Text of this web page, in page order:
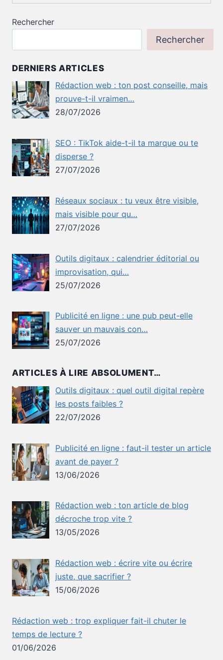
Rechercher
Rechercher
DERNIERS ARTICLES
Rédaction web : ton post conseille, mais
prouve-t-il vraimen…
28/07/2026
SEO : TikTok aide-t-il ta marque ou te
disperse ?
27/07/2026
Réseaux sociaux : tu veux être visible,
mais visible pour qu…
27/07/2026
Outils digitaux : calendrier éditorial ou
improvisation, qui…
25/07/2026
Publicité en ligne : une pub peut-elle
sauver un mauvais con…
25/07/2026
ARTICLES À LIRE ABSOLUMENT…
Outils digitaux : quel outil digital repère
les posts faibles ?
22/07/2026
Publicité en ligne : faut-il tester un article
avant de payer ?
13/06/2026
Rédaction web : ton article de blog
décroche trop vite ?
13/05/2026
Rédaction web : écrire vite ou écrire
juste, que sacrifier ?
15/06/2026
Rédaction web : trop expliquer fait-il chuter le
temps de lecture ?
01/06/2026